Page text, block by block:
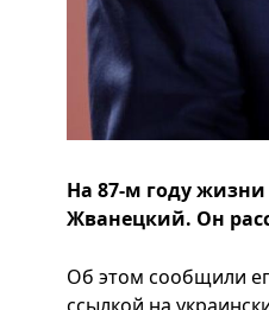
На 87-м году
Жванецкий. Он
Об этом сообщили